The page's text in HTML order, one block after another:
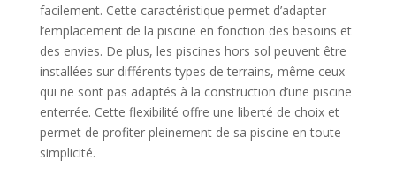
facilement. Cette caractéristique permet d’adapter
l’emplacement de la piscine en fonction des besoins et
des envies. De plus, les piscines hors sol peuvent être
installées sur différents types de terrains, même ceux
qui ne sont pas adaptés à la construction d’une piscine
enterrée. Cette flexibilité offre une liberté de choix et
permet de profiter pleinement de sa piscine en toute
simplicité.